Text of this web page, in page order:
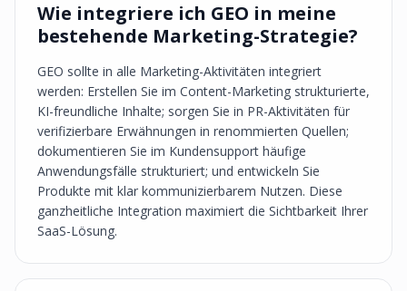
Wie integriere ich GEO in meine
bestehende Marketing-Strategie?
GEO sollte in alle Marketing-Aktivitäten integriert
werden: Erstellen Sie im Content-Marketing strukturierte,
KI-freundliche Inhalte; sorgen Sie in PR-Aktivitäten für
verifizierbare Erwähnungen in renommierten Quellen;
dokumentieren Sie im Kundensupport häufige
Anwendungsfälle strukturiert; und entwickeln Sie
Produkte mit klar kommunizierbarem Nutzen. Diese
ganzheitliche Integration maximiert die Sichtbarkeit Ihrer
SaaS-Lösung.